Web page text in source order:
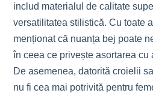
includ materialul de calitate
versatilitatea stilistică. Cu toate
menționat că nuanța bej poate
în ceea ce privește asortarea cu
De asemenea, datorită croielii
nu fi cea mai potrivită pentru